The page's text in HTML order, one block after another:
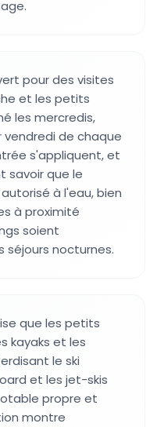
pour des visites
et les petits
les mercredis,
de chaque
s'appliquent, et
savoir que le
à l'eau, bien
à proximité
soient
séjours nocturnes.
que les petits
kayaks et les
le ski
et les jet-skis
propre et
montre